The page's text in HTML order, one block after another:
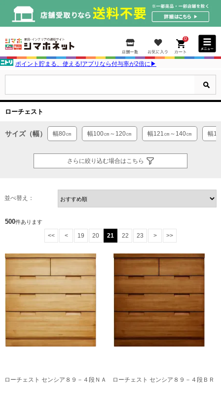
0
ポイント貯まる、使える!アプリなら付与率が2倍に▶
ローチェスト
サイズ（幅） 幅80㎝ 幅100㎝～120㎝ 幅121㎝～140㎝ 幅
さらに絞り込む場合はこちら
並べ替え：
500件あります
<< < 19 20 21 22 23 > >>
ローチェスト センシア８９－４段ＮＡ ローチェスト センシア８９－４段ＢＲ